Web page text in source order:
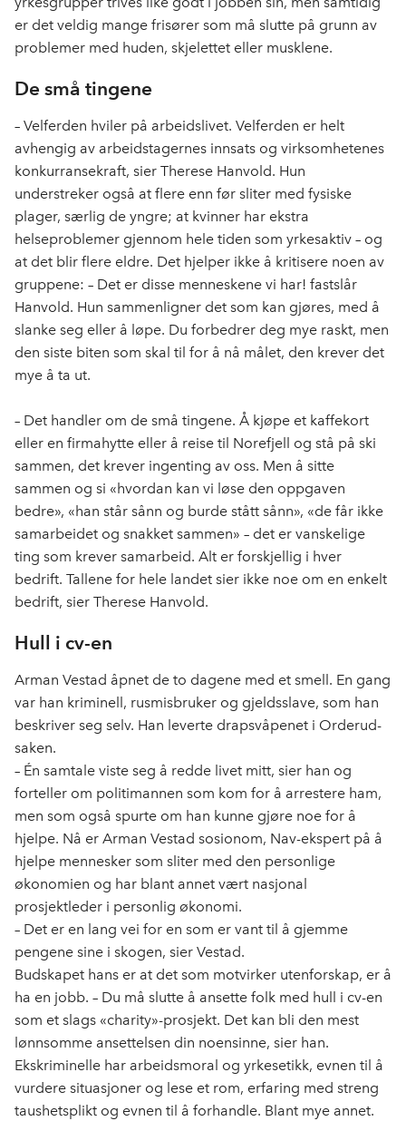
er det veldig mange frisører som må slutte på grunn av
problemer med huden, skjelettet eller musklene.
De små tingene
– Velferden hviler på arbeidslivet. Velferden er helt
avhengig av arbeidstagernes innsats og virksomhetenes
konkurransekraft, sier Therese Hanvold. Hun
understreker også at flere enn før sliter med fysiske
plager, særlig de yngre; at kvinner har ekstra
helseproblemer gjennom hele tiden som yrkesaktiv – og
at det blir flere eldre. Det hjelper ikke å kritisere noen av
gruppene: – Det er disse menneskene vi har! fastslår
Hanvold. Hun sammenligner det som kan gjøres, med å
slanke seg eller å løpe. Du forbedrer deg mye raskt, men
den siste biten som skal til for å nå målet, den krever det
mye å ta ut.
– Det handler om de små tingene. Å kjøpe et kaffekort
eller en firmahytte eller å reise til Norefjell og stå på ski
sammen, det krever ingenting av oss. Men å sitte
sammen og si «hvordan kan vi løse den oppgaven
bedre», «han står sånn og burde stått sånn», «de får ikke
samarbeidet og snakket sammen» – det er vanskelige
ting som krever samarbeid. Alt er forskjellig i hver
bedrift. Tallene for hele landet sier ikke noe om en enkelt
bedrift, sier Therese Hanvold.
Hull i cv-en
Arman Vestad åpnet de to dagene med et smell. En gang
var han kriminell, rusmisbruker og gjeldsslave, som han
beskriver seg selv. Han leverte drapsvåpenet i Orderud-
saken.
– Én samtale viste seg å redde livet mitt, sier han og
forteller om politimannen som kom for å arrestere ham,
men som også spurte om han kunne gjøre noe for å
hjelpe. Nå er Arman Vestad sosionom, Nav-ekspert på å
hjelpe mennesker som sliter med den personlige
økonomien og har blant annet vært nasjonal
prosjektleder i personlig økonomi.
– Det er en lang vei for en som er vant til å gjemme
pengene sine i skogen, sier Vestad.
Budskapet hans er at det som motvirker utenforskap, er å
ha en jobb. – Du må slutte å ansette folk med hull i cv-en
som et slags «charity»-prosjekt. Det kan bli den mest
lønnsomme ansettelsen din noensinne, sier han.
Ekskriminelle har arbeidsmoral og yrkesetikk, evnen til å
vurdere situasjoner og lese et rom, erfaring med streng
taushetsplikt og evnen til å forhandle. Blant mye annet.